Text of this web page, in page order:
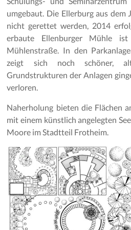
umgebaut. Die Ellerburg aus
nicht gerettet werden, 2014
erbaute Ellenburger Mühle
Mühlenstraße. In den
zeigt sich noch schöner,
Grundstrukturen der Anlagen
verloren.
Naherholung bieten die Flächen
mit einem künstlich angelegten
Moore im Stadtteil Frotheim.